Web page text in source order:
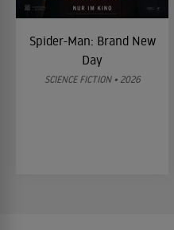
Spider-Man: Brand New
Day
SCIENCE FICTION • 2026